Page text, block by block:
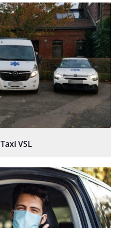
Taxi VSL